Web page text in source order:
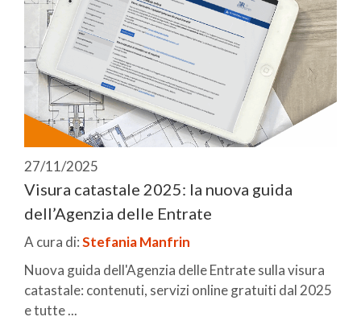
27/11/2025
Visura catastale 2025: la nuova guida
dell’Agenzia delle Entrate
A cura di:Stefania Manfrin
Nuova guida dell'Agenzia delle Entrate sulla visura
catastale: contenuti, servizi online gratuiti dal 2025
e tutte ...